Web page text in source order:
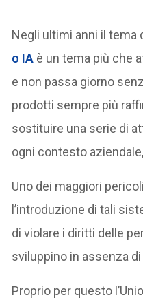
Negli ultimi anni il tema
o IA è un tema più che
e non passa giorno
prodotti sempre più
sostituire una serie di
ogni contesto
Uno dei maggiori
l’introduzione di tali
di violare i diritti delle
sviluppino in assenza di
Proprio per questo